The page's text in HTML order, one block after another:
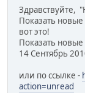
Здравствуйте,
Показать
вот это!
Показать
14 Сентябрь
или по ссылке -
action=unread